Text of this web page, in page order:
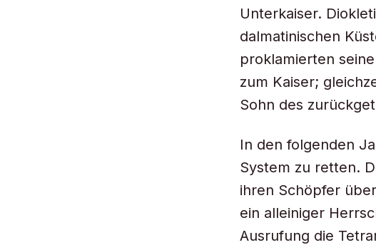
Unterkaiser.
dalmatinischen
proklamierten
zum Kaiser;
Sohn des
In den folgenden
System zu retten.
ihren Schöpfer
ein alleiniger
Ausrufung die